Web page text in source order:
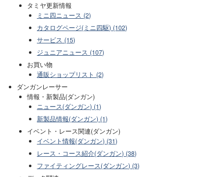
タミヤ更新情報
ミニ四ニュース (2)
カタログページ(ミニ四駆) (102)
サービス (15)
ジュニアニュース (107)
お買い物
通販ショップリスト (2)
ダンガンレーサー
情報・新製品(ダンガン)
ニュース(ダンガン) (1)
新製品情報(ダンガン) (1)
イベント・レース関連(ダンガン)
イベント情報(ダンガン) (31)
レース・コース紹介(ダンガン) (38)
ファイティングレース(ダンガン) (3)